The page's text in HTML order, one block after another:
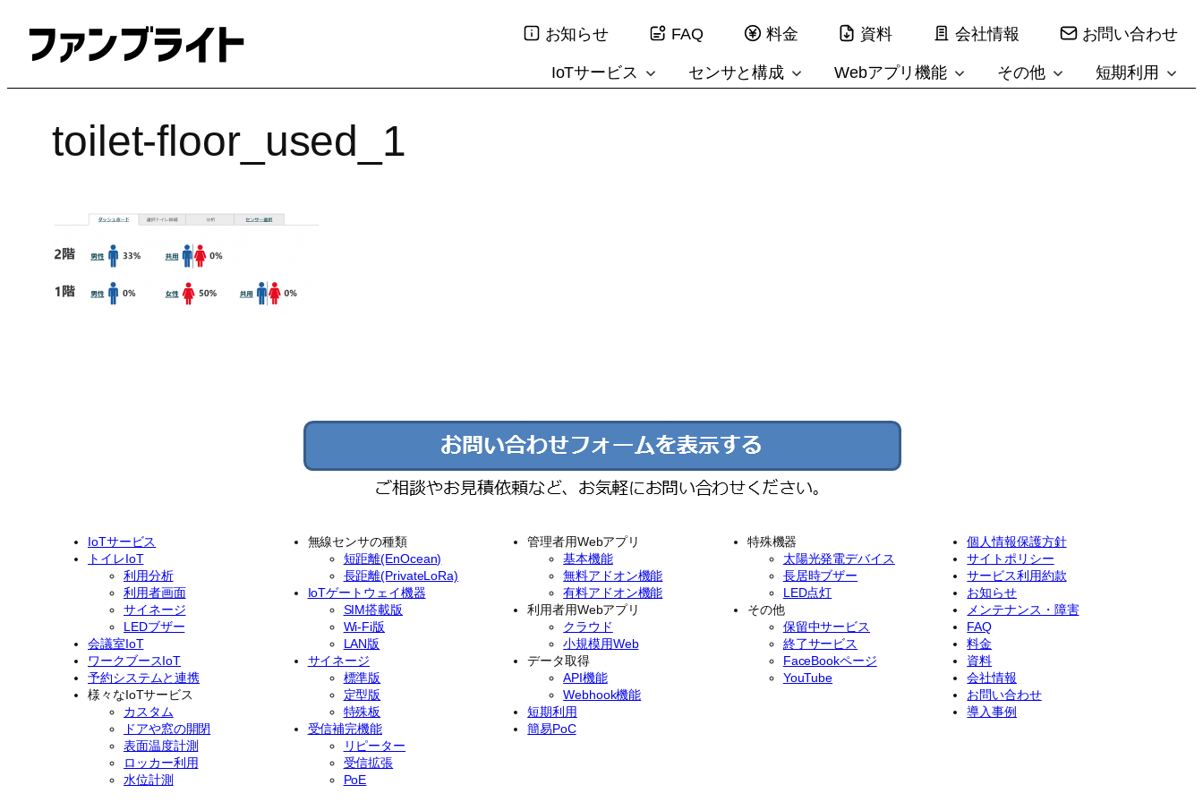
ス
お知らせ FAQ 料金 資料 会社情報 お問い合わせ
IoTサービス センサと構成 Webアプリ機能 その他 短期利用
toilet-floor_used_1
IoTサービス
トイレIoT
利用分析
利用者画面
サイネージ
LEDブザー
会議室IoT
ワークブースIoT
予約システムと連携
様々なIoTサービス
カスタム
ドアや窓の開閉
表面温度計測
ロッカー利用
水位計測
無線センサの種類
短距離(EnOcean)
長距離(PrivateLoRa)
IoTゲートウェイ機器
SIM搭載版
Wi-Fi版
LAN版
サイネージ
標準版
定型版
特殊板
受信補完機能
リピーター
受信拡張
PoE
管理者用Webアプリ
基本機能
無料アドオン機能
有料アドオン機能
利用者用Webアプリ
クラウド
小規模用Web
データ取得
API機能
Webhook機能
短期利用
簡易PoC
特殊機器
太陽光発電デバイス
長居時ブザー
LED点灯
その他
保留中サービス
終了サービス
FaceBookページ
YouTube
個人情報保護方針
サイトポリシー
サービス利用約款
お知らせ
メンテナンス・障害
FAQ
料金
資料
会社情報
お問い合わせ
導入事例